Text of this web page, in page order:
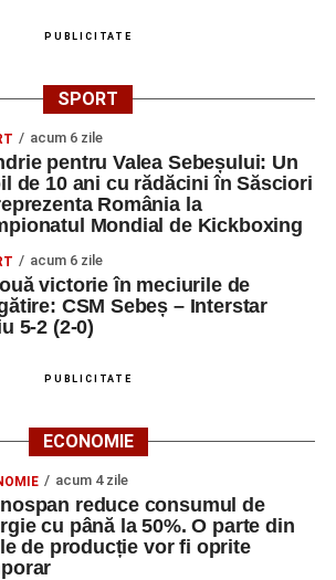
PUBLICITATE
SPORT
acum 6 zile
pentru Valea Sebeșului: Un
de 10 ani cu rădăcini în Săsciori
România la
Mondial de Kickboxing
acum 6 zile
victorie în meciurile de
CSM Sebeș – Interstar
5-2 (2-0)
PUBLICITATE
ECONOMIE
acum 4 zile
reduce consumul de
cu până la 50%. O parte din
de producție vor fi oprite